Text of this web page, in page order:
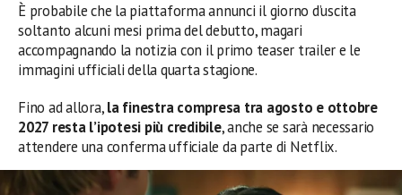
È probabile che la piattaforma annunci il giorno d’uscita
soltanto alcuni mesi prima del debutto, magari
accompagnando la notizia con il primo teaser trailer e le
immagini ufficiali della quarta stagione.
Fino ad allora,la finestra compresa tra agosto e ottobre
2027 resta l’ipotesi più credibile, anche se sarà necessario
attendere una conferma ufficiale da parte di Netflix.